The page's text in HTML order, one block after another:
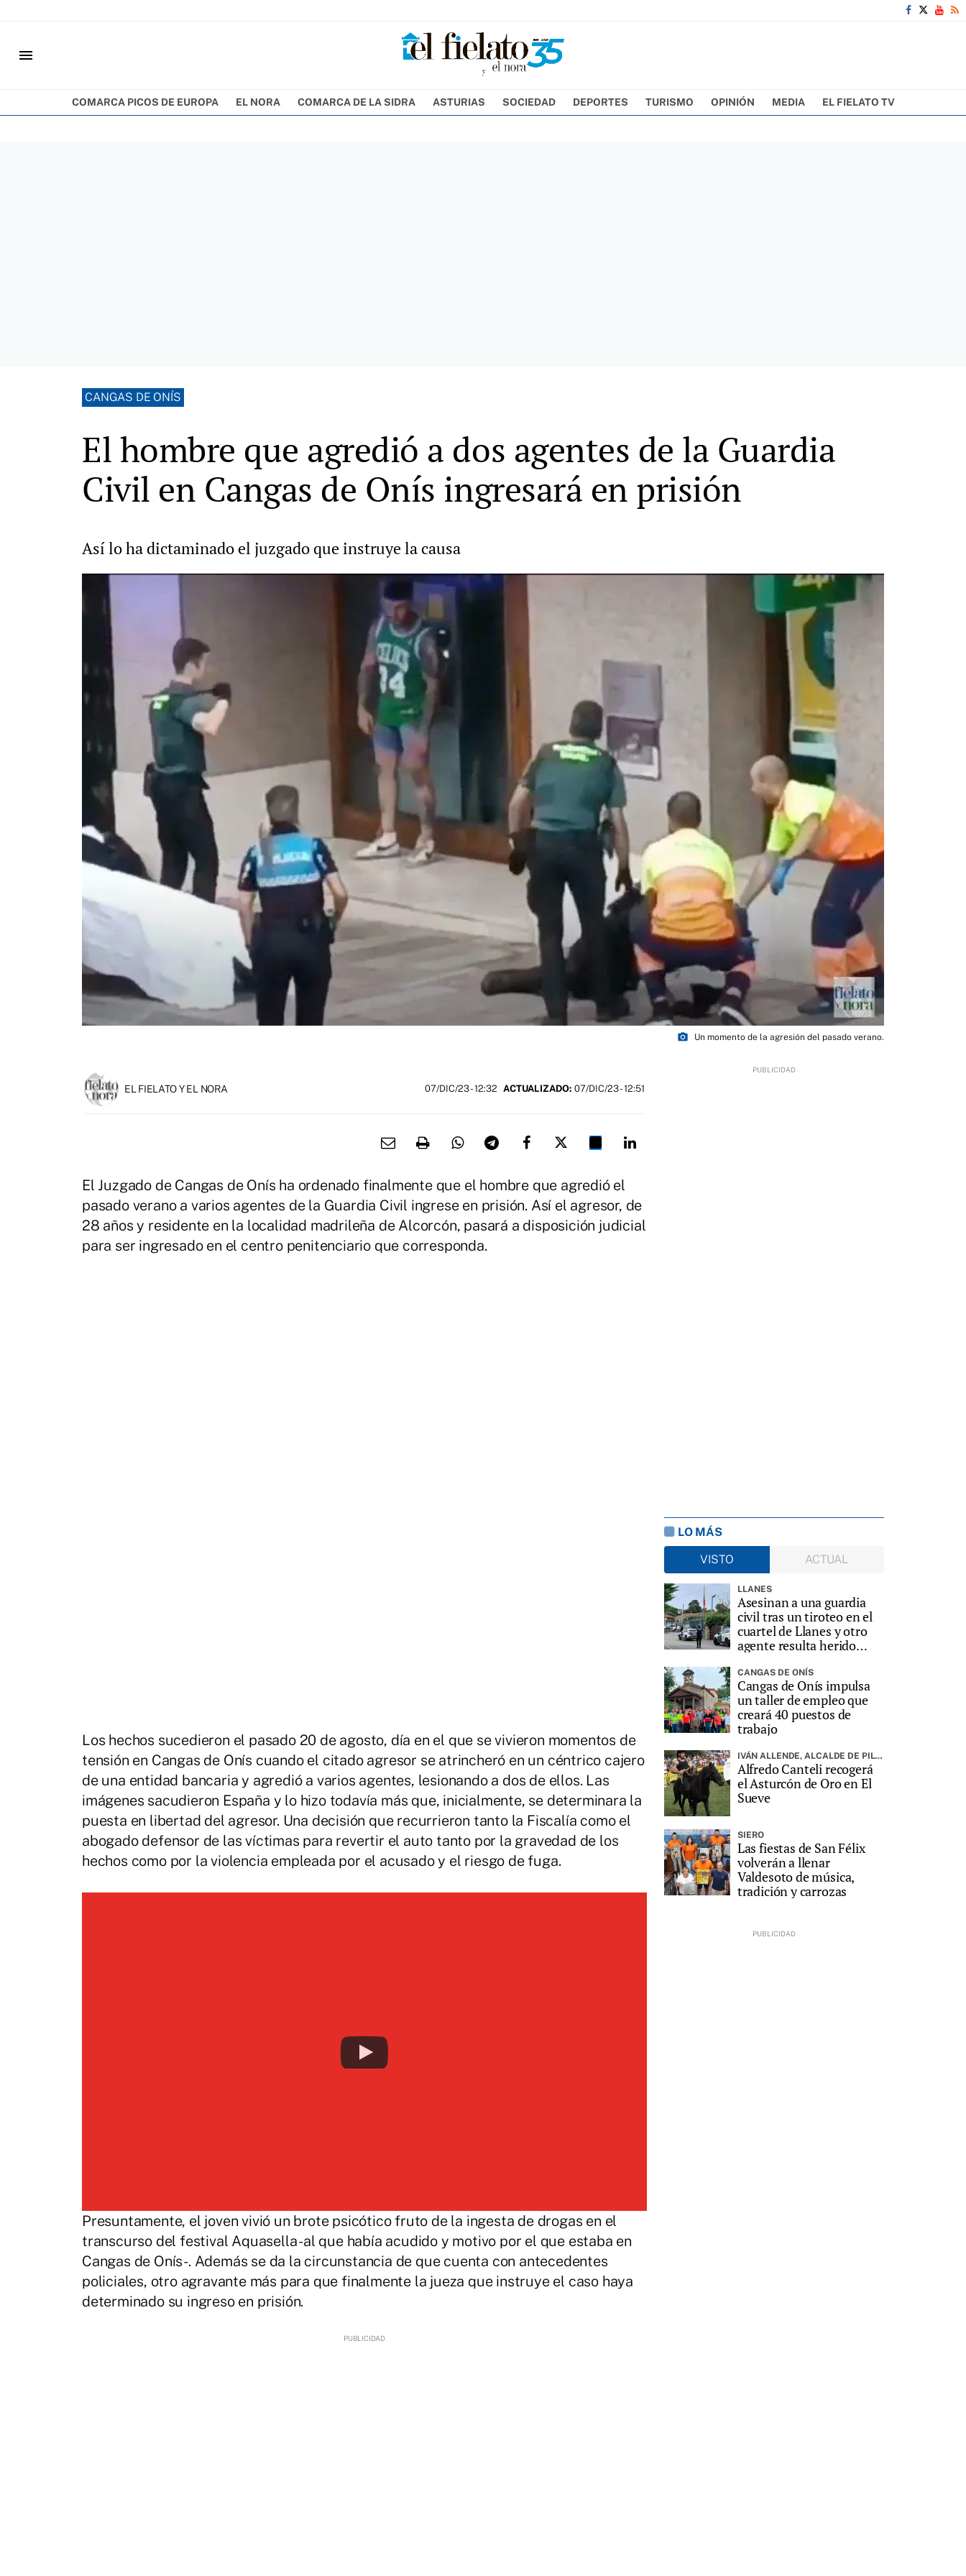
menu
COMARCA PICOS DE EUROPA EL NORA COMARCA DE LA SIDRA ASTURIAS SOCIEDAD DEPORTES TURISMO OPINIÓN MEDIA EL FIELATO TV
CANGAS DE ONÍS
El hombre que agredió a dos agentes de la Guardia
Civil en Cangas de Onís ingresará en prisión
Así lo ha dictaminado el juzgado que instruye la causa
photo_camera Un momento de la agresión del pasado verano.
EL FIELATO Y EL NORA 07/DIC/23- 12:32 ACTUALIZADO: 07/DIC/23 - 12:51
El Juzgado de Cangas de Onís ha ordenado finalmente que el hombre que agredió el
pasado verano a varios agentes de la Guardia Civil ingrese en prisión. Así el agresor, de
28 años y residente en la localidad madrileña de Alcorcón, pasará a disposición judicial
para ser ingresado en el centro penitenciario que corresponda.
Los hechos sucedieron el pasado 20 de agosto, día en el que se vivieron momentos de
tensión en Cangas de Onís cuando el citado agresor se atrincheró en un céntrico cajero
de una entidad bancaria y agredió a varios agentes, lesionando a dos de ellos. Las
imágenes sacudieron España y lo hizo todavía más que, inicialmente, se determinara la
puesta en libertad del agresor. Una decisión que recurrieron tanto la Fiscalía como el
abogado defensor de las víctimas para revertir el auto tanto por la gravedad de los
hechos como por la violencia empleada por el acusado y el riesgo de fuga.
Presuntamente, el joven vivió un brote psicótico fruto de la ingesta de drogas en el
transcurso del festival Aquasella -al que había acudido y motivo por el que estaba en
Cangas de Onís-. Además se da la circunstancia de que cuenta con antecedentes
policiales, otro agravante más para que finalmente la jueza que instruye el caso haya
determinado su ingreso en prisión.
LO MÁS
VISTO
ACTUAL
LLANES
Asesinan a una guardia
civil tras un tiroteo en el
cuartel de Llanes y otro
agente resulta herido
CANGAS DE ONÍS
Cangas de Onís impulsa
un taller de empleo que
creará 40 puestos de
trabajo
IVÁN ALLENDE, ALCALDE DE PILOÑA, PREGONARÁ LA FIESTA
Alfredo Canteli recogerá
el Asturcón de Oro en El
Sueve
SIERO
Las fiestas de San Félix
volverán a llenar
Valdesoto de música,
tradición y carrozas